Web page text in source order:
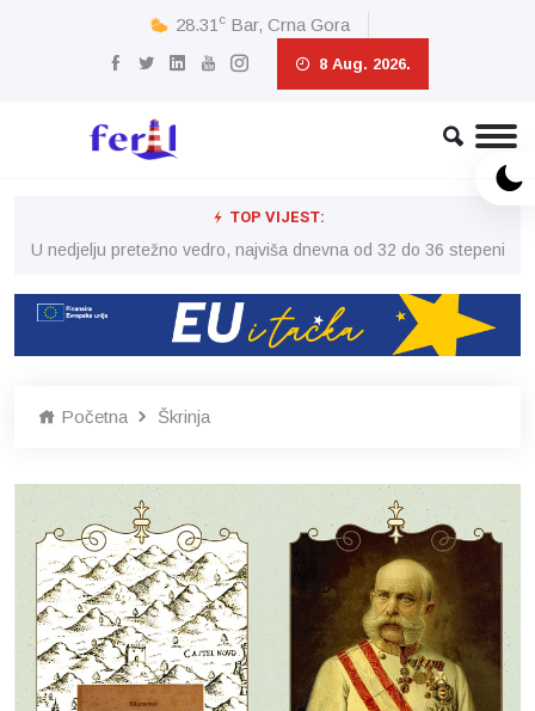
28.31 c Bar, Crna Gora
8 Aug. 2026.
TOP VIJEST:
U nedjelju pretežno vedro, najviša dnevna od 32 do 36 stepeni
Početna Škrinja